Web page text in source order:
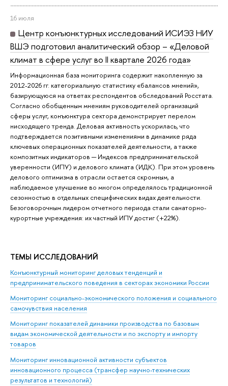
16 июля
Центр конъюнктурных исследований ИСИЭЗ НИУ
ВШЭ подготовил аналитический обзор – «Деловой
климат в сфере услуг во II квартале 2026 года»
Информационная база мониторинга содержит накопленную за
2012-2026 гг. категориальную статистику «балансов мнений»,
базирующуюся на ответах респондентов обследований Росстата.
Согласно обобщенным мнениям руководителей организаций
сферы услуг, конъюнктура сектора демонстрирует перелом
нисходящего тренда. Деловая активность ускорилась, что
подтверждается позитивными изменениями в динамике ряда
ключевых операционных показателей деятельности, а также
композитных индикаторов ─ Индексов предпринимательской
уверенности (ИПУ) и делового климата (ИДК). При этом уровень
делового оптимизма в отрасли остается скромным, а
наблюдаемое улучшение во многом определялось традиционной
сезонностью в отдельных специфических видах деятельности.
Безоговорочным лидером отчетного периода стали санаторно-
курортные учреждения: их частный ИПУ достиг (+22%).
ТЕМЫ ИССЛЕДОВАНИЙ
Конъюнктурный мониторинг деловых тенденций и
предпринимательского поведения в секторах экономики России
Мониторинг социально-экономического положения и социального
самочувствия населения
Мониторинг показателей динамики производства по базовым
видам экономической деятельности и по экспорту и импорту
товаров
Мониторинг инновационной активности субъектов
инновационного процесса (трансфер научно-технических
результатов и технологий)